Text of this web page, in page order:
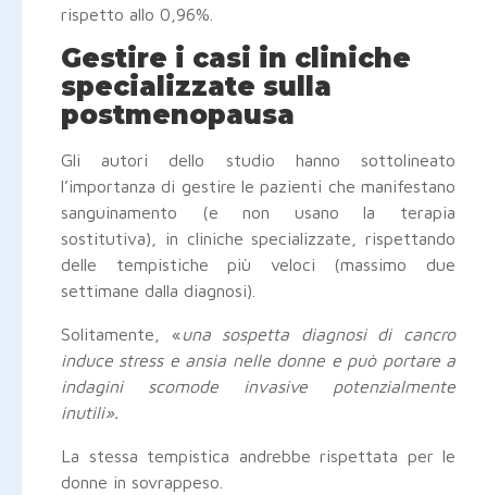
rispetto allo 0,96%.
Gestire i casi in cliniche
specializzate sulla
postmenopausa
Gli autori dello studio hanno sottolineato
l’importanza di gestire le pazienti che manifestano
sanguinamento (e non usano la terapia
sostitutiva), in cliniche specializzate, rispettando
delle tempistiche più veloci (massimo due
settimane dalla diagnosi).
Solitamente, «una sospetta diagnosi di cancro
induce stress e ansia nelle donne e può portare a
indagini scomode invasive potenzialmente
inutili».
La stessa tempistica andrebbe rispettata per le
donne in sovrappeso.